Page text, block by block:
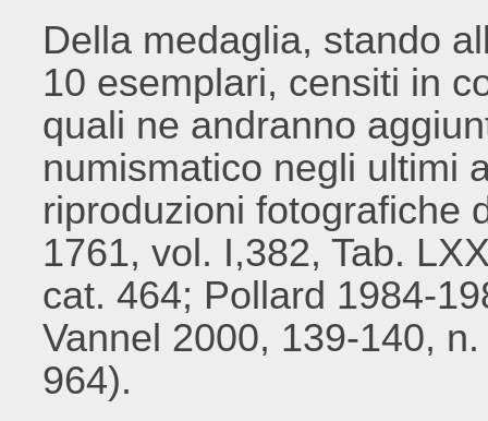
Della medaglia, stando
10 esemplari, censiti in
quali ne andranno
numismatico negli ultimi
riproduzioni fotografiche
1761, vol. I,382, Tab.
cat. 464; Pollard 1984-
Vannel 2000, 139-140,
964).